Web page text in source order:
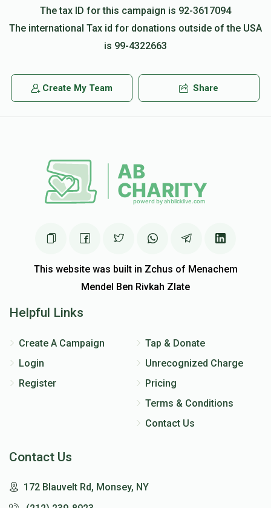
The tax ID for this campaign is 92-3617094
The international Tax id for donations outside of the USA
is 99-4322663
Create My Team Share
This website was built in Zchus of Menachem
Mendel Ben Rivkah Zlate
Helpful Links
Create A Campaign
Login
Register
Tap & Donate
Unrecognized Charge
Pricing
Terms & Conditions
Contact Us
Contact Us
172 Blauvelt Rd, Monsey, NY